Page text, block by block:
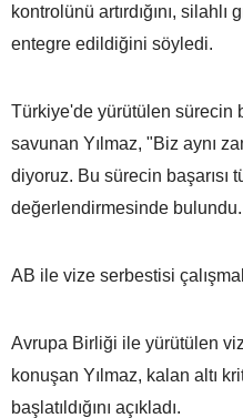
kontrolünü artırdığını,
entegre edildiğini söyledi.
Türkiye'de yürütülen sürecin
savunan Yılmaz, "Biz aynı
diyoruz. Bu sürecin başarısı
değerlendirmesinde bulundu.
AB ile vize serbestisi
Avrupa Birliği ile yürütülen
konuşan Yılmaz, kalan altı
başlatıldığını açıkladı.